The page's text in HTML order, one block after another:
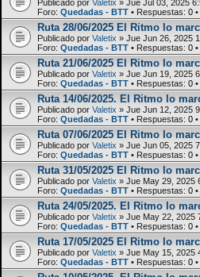
Publicado por Valetix » Jue Jul 03, 2025
Foro: Quedadas - BTT• Respuestas: 0•
Ruta 28/06/2025 El Ritmo lo
Publicado por Valetix » Jue Jun 26, 2025
Foro: Quedadas - BTT• Respuestas: 0•
Ruta 21/06/2025 El Ritmo lo
Publicado por Valetix » Jue Jun 19, 2025
Foro: Quedadas - BTT• Respuestas: 0•
Ruta 14/06/2025. El Ritmo lo
Publicado por Valetix » Jue Jun 12, 2025
Foro: Quedadas - BTT• Respuestas: 0•
Ruta 07/06/2025 El Ritmo lo
Publicado por Valetix » Jue Jun 05, 2025
Foro: Quedadas - BTT• Respuestas: 0•
Ruta 31/05/2025 El Ritmo lo
Publicado por Valetix » Jue May 29, 2025
Foro: Quedadas - BTT• Respuestas: 0•
Ruta 24/05/2025. El Ritmo lo
Publicado por Valetix » Jue May 22, 2025
Foro: Quedadas - BTT• Respuestas: 0•
Ruta 17/05/2025 El Ritmo lo
Publicado por Valetix » Jue May 15, 2025
Foro: Quedadas - BTT• Respuestas: 0•